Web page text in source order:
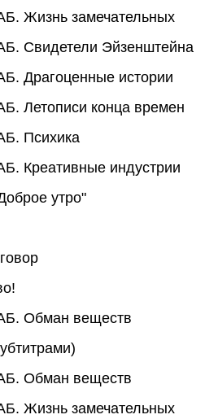
Жизнь замечательных
Свидетели Эйзенштейна
Драгоценные истории
Летописи конца времен
Психика
Креативные индустрии
утро"
Обман веществ
Обман веществ
Жизнь замечательных